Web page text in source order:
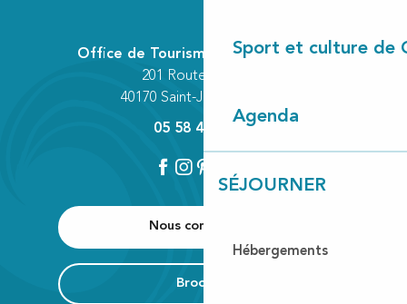
Sport et culture de
Agenda
SÉJOURNER
Hébergements
Nous contacter
Brochure
Office de Tourisme Communautaire
201 Route des Lacs
40170 Saint-Julien-en-Born
05 58 42 89 80